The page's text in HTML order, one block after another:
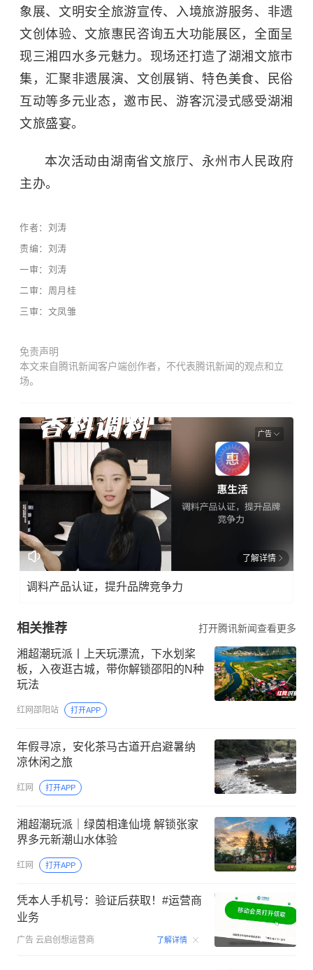
象展、文明安全旅游宣传、入境旅游服务、非遗
文创体验、文旅惠民咨询五大功能展区，全面呈
现三湘四水多元魅力。现场还打造了湖湘文旅市
集，汇聚非遗展演、文创展销、特色美食、民俗
互动等多元业态，邀市民、游客沉浸式感受湖湘
文旅盛宴。
本次活动由湖南省文旅厅、永州市人民政府
主办。
作者：刘涛
责编：刘涛
一审：刘涛
二审：周月桂
三审：文凤雏
免责声明
本文来自腾讯新闻客户端创作者，不代表腾讯新闻的观点和立
场。
广告
了解详情
调料产品认证，提升品牌竞争力
相关推荐 打开腾讯新闻查看更多
湘超潮玩派丨上天玩漂流，下水划桨
板，入夜逛古城，带你解锁邵阳的N种
玩法
红网邵阳站 打开APP
年假寻凉，安化茶马古道开启避暑纳
凉休闲之旅
红网 打开APP
湘超潮玩派｜绿茵相逢仙境 解锁张家
界多元新潮山水体验
红网 打开APP
凭本人手机号：验证后获取！#运营商
业务
广告 云启创想运营商 了解详情 00:15